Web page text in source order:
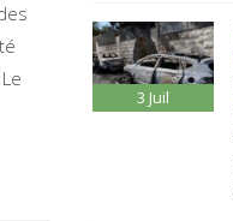
3 Juil